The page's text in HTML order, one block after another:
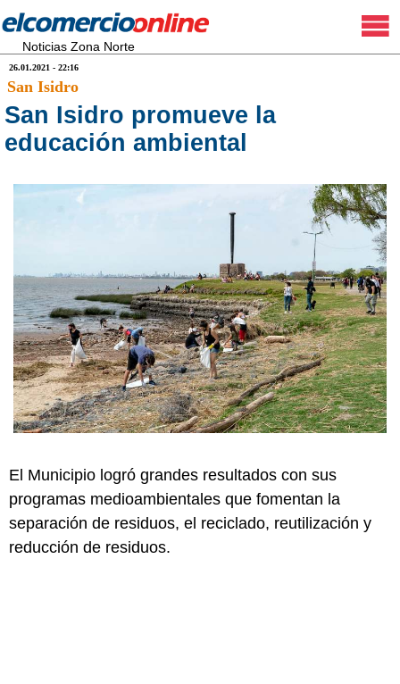
Noticias Zona Norte
26.01.2021 - 22:16
San Isidro
San Isidro promueve la
educación ambiental
El Municipio logró grandes resultados con sus
programas medioambientales que fomentan la
separación de residuos, el reciclado, reutilización y
reducción de residuos.